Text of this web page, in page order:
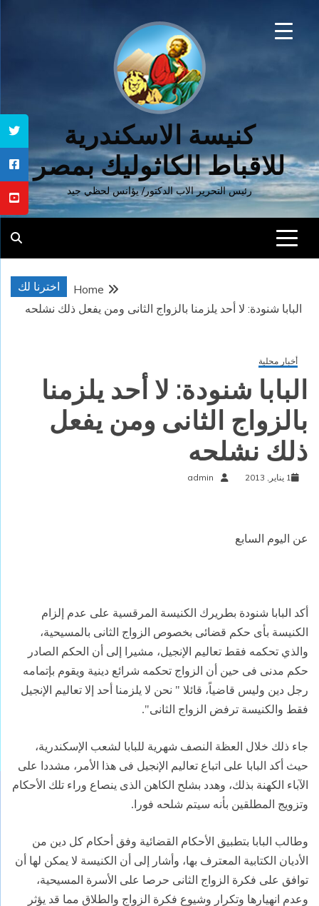
كنيسة الاسكندرية
للاقباط الكاثوليك بمصر
رئيس التحرير الاب الدكتور/ يؤانس لحظي جيد
اخترنا لك
Home
البابا شنودة: لا أحد يلزمنا بالزواج الثانى ومن يفعل ذلك نشلحه
أخبار محلية
البابا شنودة: لا أحد يلزمنا
بالزواج الثانى ومن يفعل
ذلك نشلحه
1 يناير, 2013 admin
عن اليوم السابع
أكد البابا شنودة بطريرك الكنيسة المرقسية على عدم إلزام
الكنيسة بأى حكم قضائى بخصوص الزواج الثانى بالمسيحية،
والذي تحكمه فقط تعاليم الإنجيل، مشيرا إلى أن الحكم الصادر
حكم مدنى فى حين أن الزواج تحكمه شرائع دينية ويقوم بإتمامه
رجل دين وليس قاضياً، قائلا " نحن لا يلزمنا أحد إلا تعاليم
الإنجيل
فقط والكنيسة ترفض الزواج الثانى".
جاء ذلك خلال العظة النصف شهرية للبابا لشعب الإسكندرية،
حيث أكد البابا على اتباع تعاليم الإنجيل فى هذا الأمر، مشددا على
الآباء الكهنة بذلك، وهدد بشلح الكاهن الذى ينصاع وراء تلك الأحكام
وتزويج المطلقين بأنه سيتم شلحه فورا .
وطالب البابا بتطبيق الأحكام القضائية وفق أحكام كل دين من
الأديان الكتابية المعترف بها، وأشار إلى أن الكنيسة لا يمكن لها أن
توافق على فكرة الزواج الثانى حرصا على الأسرة المسيحية،
وعدم انهيارها وتكرار وشيوع فكرة الزواج والطلاق مما قد يؤثر